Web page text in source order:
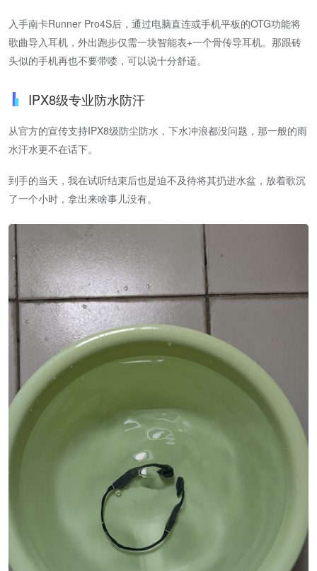
入手南卡Runner Pro4S后，通过电脑直连或手机平板的OTG功能将
歌曲导入耳机，外出跑步仅需一块智能表+一个骨传导耳机。那跟砖
头似的手机再也不要带喽，可以说十分舒适。
IPX8级专业防水防汗
从官方的宣传支持IPX8级防尘防水，下水冲浪都没问题，那一般的雨
水汗水更不在话下。
到手的当天，我在试听结束后也是迫不及待将其扔进水盆，放着歌沉
了一个小时，拿出来啥事儿没有。